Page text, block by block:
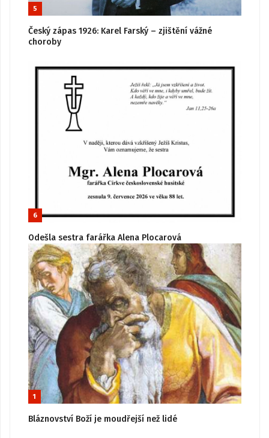
5
Český zápas 1926: Karel Farský – zjištění vážné
choroby
6
Odešla sestra farářka Alena Plocarová
1
Bláznovství Boží je moudřejší než lidé